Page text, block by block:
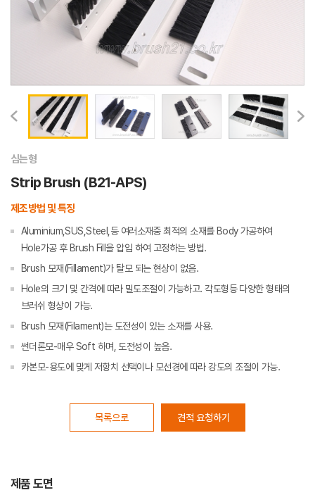
심는형
Strip Brush (B21-APS)
제조방법 및 특징
Aluminium,SUS,Steel,등 여러소재중 최적의 소재를 Body 가공하여
Hole가공 후 Brush Fill을 압입 하여 고정하는 방법.
Brush 모재(Fillament)가 탈모 되는 현상이 없음.
Hole의 크기 및 간격에 따라 밀도조절이 가능하고. 각도형등 다양한 형태의
브러쉬 형상이 가능.
Brush 모재(Filament)는 도전성이 있는 소재를 사용.
썬더론모-매우 Soft 하며, 도전성이 높음.
카본모-용도에 맞게 저항치 선택이나 모선경에 따라 강도의 조절이 가능.
목록으로 견적 요청하기
제품 도면